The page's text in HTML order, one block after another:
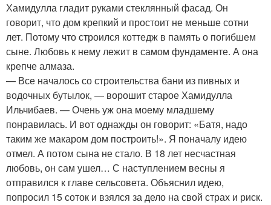
Хамидулла гладит руками стеклянный фасад. Он
говорит, что дом крепкий и простоит не меньше сотни
лет. Потому что строился коттедж в память о погибшем
сыне. Любовь к нему лежит в самом фундаменте. А она
крепче алмаза.
— Все началось со строительства бани из пивных и
водочных бутылок, — ворошит старое Хамидулла
Ильчибаев. — Очень уж она моему младшему
понравилась. И вот однажды он говорит: «Батя, надо
таким же макаром дом построить!». Я поначалу идею
отмел. А потом сына не стало. В 18 лет несчастная
любовь, он сам ушел… С наступлением весны я
отправился к главе сельсовета. Объяснил идею,
попросил 15 соток и взялся за дело на свой страх и риск.